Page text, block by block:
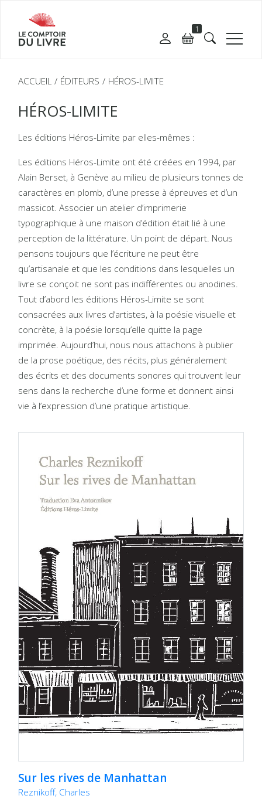
1
ACCUEIL ÉDITEURS HÉROS-LIMITE
HÉROS-LIMITE
Les éditions Héros-Limite par elles-mêmes :
Les éditions Héros-Limite ont été créées en 1994, par
Alain Berset, à Genève au milieu de plusieurs tonnes de
caractères en plomb, d’une presse à épreuves et d’un
massicot. Associer un atelier d’imprimerie
typographique à une maison d’édition était lié à une
perception de la littérature. Un point de départ. Nous
pensons toujours que l’écriture ne peut être
qu’artisanale et que les conditions dans lesquelles un
livre se conçoit ne sont pas indifférentes ou anodines.
Tout d’abord les éditions Héros-Limite se sont
consacrées aux livres d’artistes, à la poésie visuelle et
concrète, à la poésie lorsqu’elle quitte la page
imprimée. Aujourd’hui, nous nous attachons à publier
de la prose poétique, des récits, plus généralement
des écrits et des documents sonores qui trouvent leur
sens dans la recherche d’une forme et donnent ainsi
vie à l’expression d’une pratique artistique.
Sur les rives de Manhattan
Reznikoff, Charles